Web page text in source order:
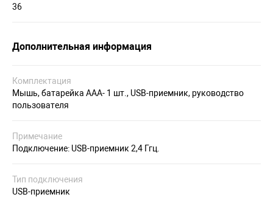
36
Дополнительная информация
Комплектация
Мышь, батарейка ААА- 1 шт., USB-приемник, руководство
пользователя
Примечание
Подключение: USB-приемник 2,4 Ггц.
Тип подключения
USB-приемник